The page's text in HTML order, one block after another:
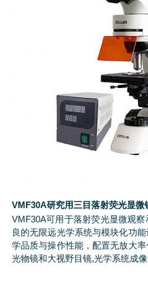
VMF30A研究用三目落射荧光显微
VMF30A可用于落射荧光显微观
良的无限远光学系统与模块化功
学品质与操作性能，配置无放大
光物镜和大视野目镜,光学系统成